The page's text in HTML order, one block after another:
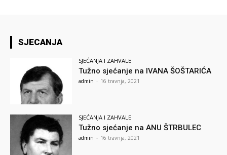
SJECANJA
SJEĆANJA I ZAHVALE
Tužno sjećanje na IVANA ŠOŠTARIĆA
admin - 16 travnja, 2021
SJEĆANJA I ZAHVALE
Tužno sjećanje na ANU ŠTRBULEC
admin - 16 travnja, 2021